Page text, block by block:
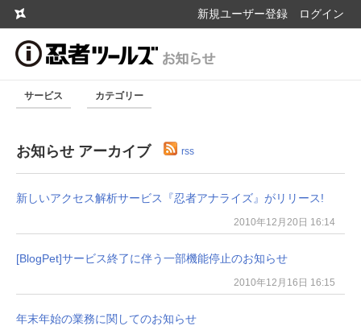
新規ユーザー登録 ログイン
サービス カテゴリー
お知らせ アーカイブ rss
新しいアクセス解析サービス『忍者アナライズ』がリリース!
2010年12月20日 16:14
[BlogPet]サービス終了に伴う一部機能停止のお知らせ
2010年12月16日 16:15
年末年始の業務に関してのお知らせ